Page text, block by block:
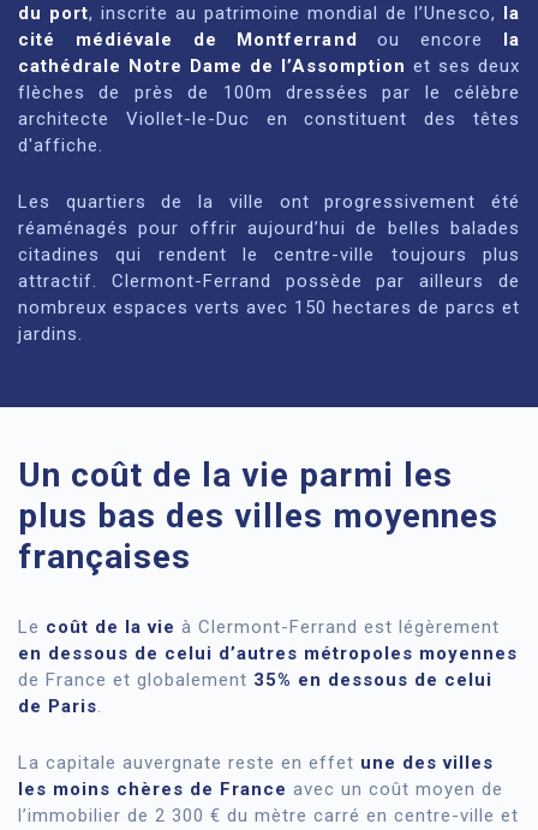
du port, inscrite au patrimoine mondial de l’Unesco, la
cité médiévale de Montferrand ou encore la
cathédrale Notre Dame de l’Assomption et ses deux
flèches de près de 100m dressées par le célèbre
architecte Viollet-le-Duc en constituent des têtes
d'affiche.
Les quartiers de la ville ont progressivement été
réaménagés pour offrir aujourd’hui de belles balades
citadines qui rendent le centre-ville toujours plus
attractif. Clermont-Ferrand possède par ailleurs de
nombreux espaces verts avec 150 hectares de parcs et
jardins.
Un coût de la vie parmi les
plus bas des villes moyennes
françaises
Le coût de la vie à Clermont-Ferrand est légèrement
en dessous de celui d’autres métropoles moyennes
de France et globalement 35% en dessous de celui
de Paris.
La capitale auvergnate reste en effet une des villes
les moins chères de France avec un coût moyen de
l’immobilier de 2 300 € du mètre carré en centre-ville et